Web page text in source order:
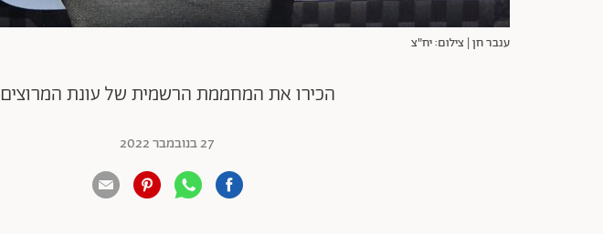
ענבר חן | צילום: יח"צ
הכירו את המחממת הרשמית של עונת המרוצים
27 בנובמבר 2022